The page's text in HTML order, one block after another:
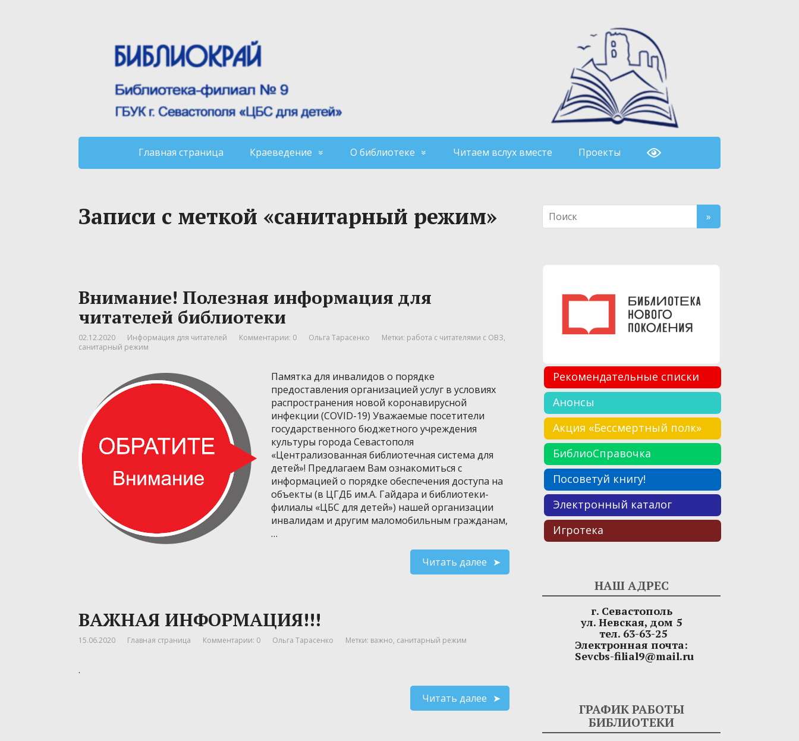
Главная страница Краеведение О библиотеке Читаем вслух вместе Проекты
Записи с меткой «санитарный режим»
Внимание! Полезная информация для
читателей библиотеки
02.12.2020 Информация для читателей Комментарии: 0 Ольга Тарасенко Метки: работа с читателями с ОВЗ,
санитарный режим
Памятка для инвалидов о порядке
предоставления организацией услуг в условиях
распространения новой коронавирусной
инфекции (COVID-19) Уважаемые посетители
государственного бюджетного учреждения
культуры города Севастополя
«Централизованная библиотечная система для
детей»! Предлагаем Вам ознакомиться с
информацией о порядке обеспечения доступа на
объекты (в ЦГДБ им.А. Гайдара и библиотеки-
филиалы «ЦБС для детей») нашей организации
инвалидам и другим маломобильным гражданам,
…
Читать далее
ВАЖНАЯ ИНФОРМАЦИЯ!!!
15.06.2020 Главная страница Комментарии: 0 Ольга Тарасенко Метки: важно, санитарный режим
.
Читать далее
Рекомендательные списки
Анонсы
Акция «Бессмертный полк»
БиблиоСправочка
Посоветуй книгу!
Электронный каталог
Игротека
НАШ АДРЕС
г. Севастополь
ул. Невская, дом 5
тел. 63-63-25
Электронная почта:
Sevcbs-filial9@mail.ru
ГРАФИК РАБОТЫ
БИБЛИОТЕКИ